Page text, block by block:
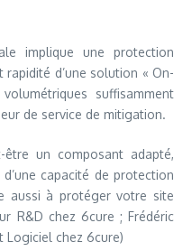
implique une protection
d’une solution « On-
suffisamment
de service de mitigation.
un composant adapté,
capacité de protection
aussi à protéger votre site
R&D chez 6cure ; Frédéric
Logiciel chez 6cure)